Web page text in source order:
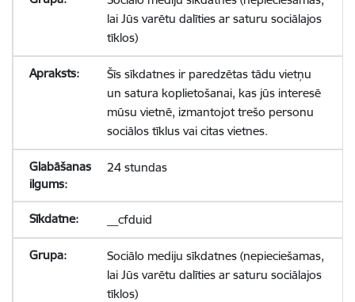
lai Jūs varētu dalīties ar saturu sociālajos
tīklos)
Šīs sīkdatnes ir paredzētas tādu vietņu
un satura koplietošanai, kas jūs interesē
mūsu vietnē, izmantojot trešo personu
sociālos tīklus vai citas vietnes.
24 stundas
__cfduid
Sociālo mediju sīkdatnes (nepieciešamas,
lai Jūs varētu dalīties ar saturu sociālajos
tīklos)